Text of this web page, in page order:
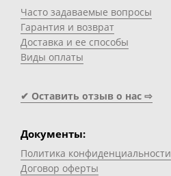
Часто задаваемые вопросы
Гарантия и возврат
Доставка и ее способы
Виды оплаты
✔ Оставить отзыв о нас ⇨
Документы:
Политика конфиденциальности
Договор оферты